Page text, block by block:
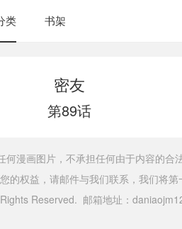
类 书架
密友
第89话
漫画图片，不承担任何由于内容的合
的权益，请邮件与我们联系，我们将第
Reserved. 邮箱地址：